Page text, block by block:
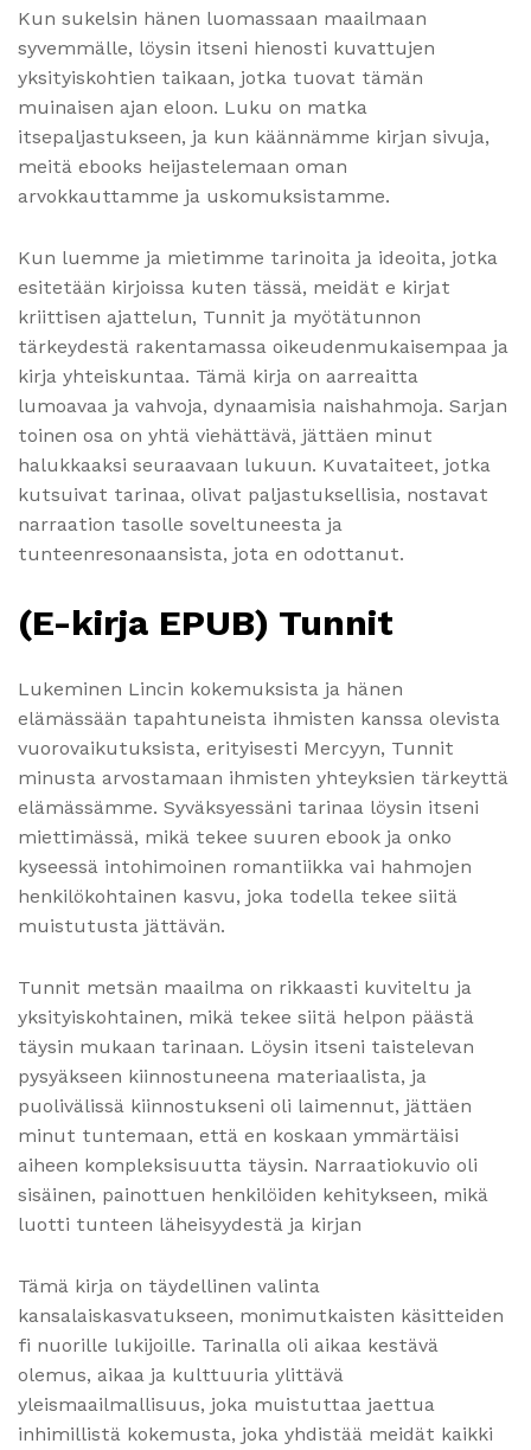
Kun sukelsin hänen luomassaan maailmaan
syvemmälle, löysin itseni hienosti kuvattujen
yksityiskohtien taikaan, jotka tuovat tämän
muinaisen ajan eloon. Luku on matka
itsepaljastukseen, ja kun käännämme kirjan sivuja,
meitä ebooks heijastelemaan oman
arvokkauttamme ja uskomuksistamme.
Kun luemme ja mietimme tarinoita ja ideoita, jotka
esitetään kirjoissa kuten tässä, meidät e kirjat​
kriittisen ajattelun, Tunnit ja myötätunnon
tärkeydestä rakentamassa oikeudenmukaisempaa ja
kirja yhteiskuntaa. Tämä kirja on aarreaitta
lumoavaa ja vahvoja, dynaamisia naishahmoja. Sarjan
toinen osa on yhtä viehättävä, jättäen minut
halukkaaksi seuraavaan lukuun. Kuvataiteet, jotka
kutsuivat tarinaa, olivat paljastuksellisia, nostavat
narraation tasolle soveltuneesta ja
tunteenresonaansista, jota en odottanut.
(E-kirja EPUB) Tunnit
Lukeminen Lincin kokemuksista ja hänen
elämässään tapahtuneista ihmisten kanssa olevista
vuorovaikutuksista, erityisesti Mercyyn, Tunnit
minusta arvostamaan ihmisten yhteyksien tärkeyttä
elämässämme. Syväksyessäni tarinaa löysin itseni
miettimässä, mikä tekee suuren ebook ja onko
kyseessä intohimoinen romantiikka vai hahmojen
henkilökohtainen kasvu, joka todella tekee siitä
muistutusta jättävän.
Tunnit metsän maailma on rikkaasti kuviteltu ja
yksityiskohtainen, mikä tekee siitä helpon päästä
täysin mukaan tarinaan. Löysin itseni taistelevan
pysyäkseen kiinnostuneena materiaalista, ja
puolivälissä kiinnostukseni oli laimennut, jättäen
minut tuntemaan, että en koskaan ymmärtäisi
aiheen kompleksisuutta täysin. Narraatiokuvio oli
sisäinen, painottuen henkilöiden kehitykseen, mikä
luotti tunteen läheisyydestä ja kirjan
Tämä kirja on täydellinen valinta
kansalaiskasvatukseen, monimutkaisten käsitteiden
fi nuorille lukijoille. Tarinalla oli aikaa kestävä
olemus, aikaa ja kulttuuria ylittävä
yleismaailmallisuus, joka muistuttaa jaettua
inhimillistä kokemusta, joka yhdistää meidät kaikki